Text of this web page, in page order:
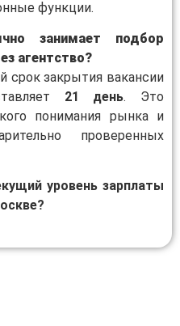
функции.
занимает подбор
агентство?
срок закрытия вакансии
21 день. Это
понимания рынка и
проверенных
уровень зарплаты